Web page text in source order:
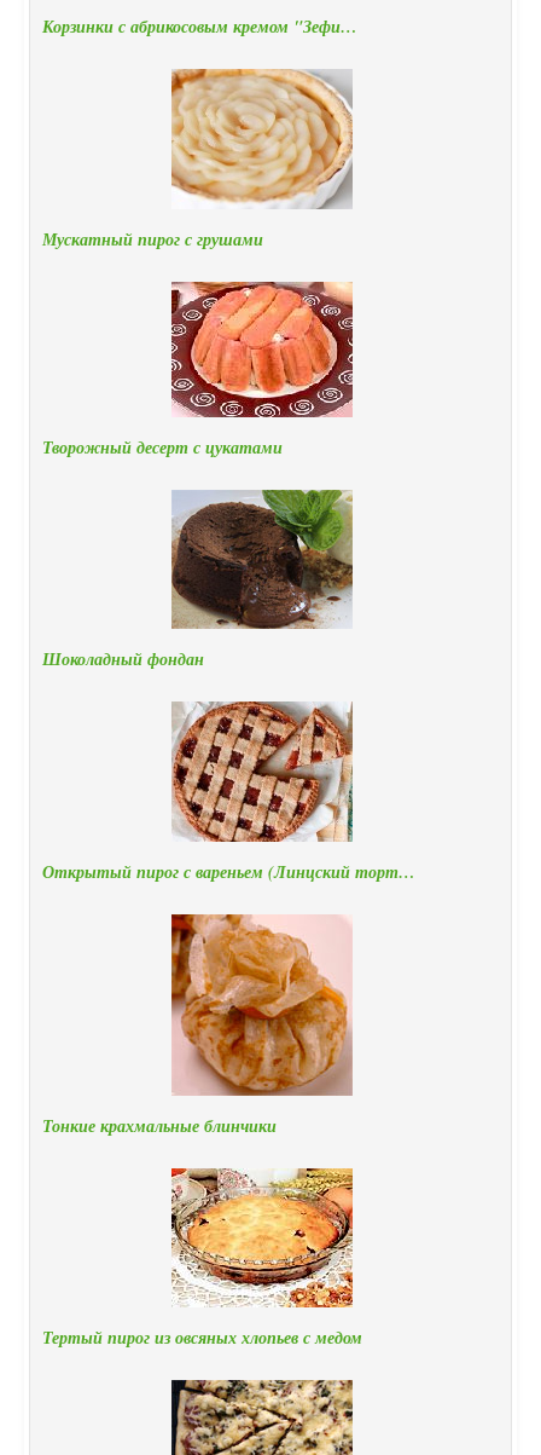
Корзинки с абрикосовым кремом "Зефи…
Мускатный пирог с грушами
Творожный десерт с цукатами
Шоколадный фондан
Открытый пирог с вареньем (Линцский торт…
Тонкие крахмальные блинчики
Тертый пирог из овсяных хлопьев с медом